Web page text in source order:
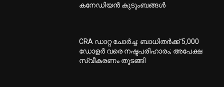
കനേഡിയൻ കുടുംബങ്ങൾ
CRA ഡാറ്റ ചോർച്ച: ബാധിതർക്ക് 5,000
ഡോളർ വരെ നഷ്ടപരിഹാരം; അപേക്ഷ
സ്വീകരണം തുടങ്ങി